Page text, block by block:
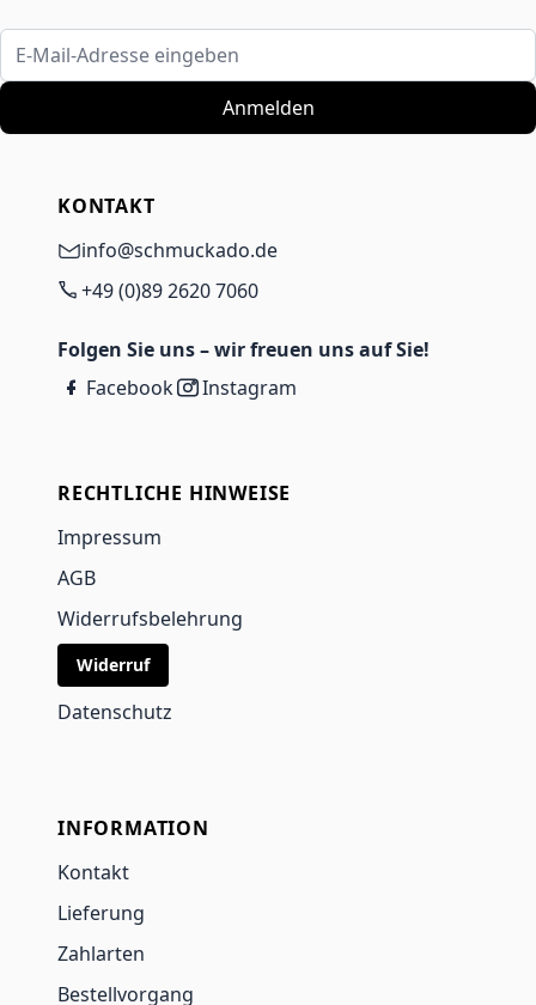
E-Mail-Adresse eingeben
Anmelden
KONTAKT
info@schmuckado.de
+49 (0)89 2620 7060
Folgen Sie uns – wir freuen uns auf Sie!
Facebook
Instagram
RECHTLICHE HINWEISE
Impressum
AGB
Widerrufsbelehrung
Widerruf
Datenschutz
INFORMATION
Kontakt
Lieferung
Zahlarten
Bestellvorgang